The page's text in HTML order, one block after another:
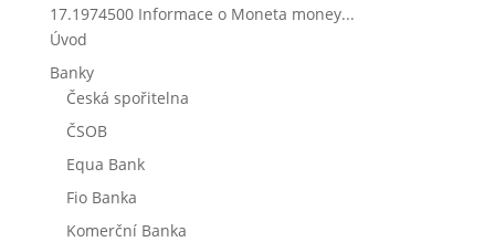
17.1974500 Informace o Moneta money...
Úvod
Banky
Česká spořitelna
ČSOB
Equa Bank
Fio Banka
Komerční Banka